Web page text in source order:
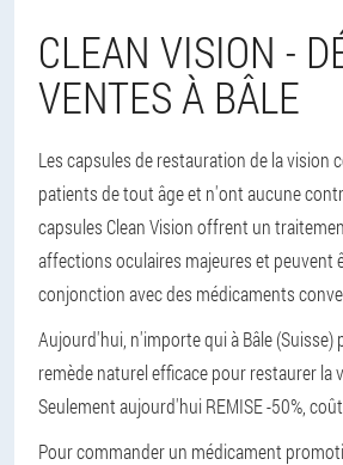
CLEAN VISION -
VENTES À BÂLE
Les capsules de restauration de la vision
patients de tout âge et n'ont aucune
capsules Clean Vision offrent un
affections oculaires majeures et peuvent
conjonction avec des médicaments
Aujourd'hui, n'importe qui à Bâle (Suisse)
remède naturel efficace pour restaurer la
Seulement aujourd'hui REMISE -50%,
Pour commander un médicament